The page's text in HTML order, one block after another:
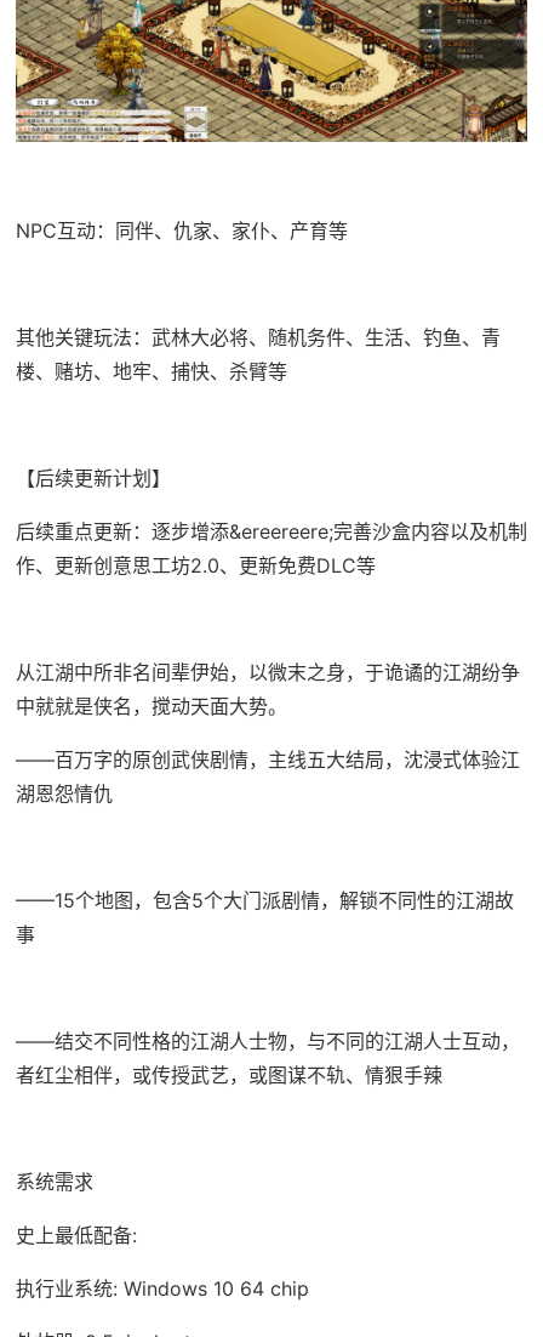
NPC互动：同伴、仇家、家仆、产育等
其他关键玩法：武林大必将、随机务件、生活、钓鱼、青
楼、赌坊、地牢、捕快、杀臂等
【后续更新计划】
后续重点更新：逐步增添&ereereere;完善沙盒内容以及机制
作、更新创意思工坊2.0、更新免费DLC等
从江湖中所非名间辈伊始，以微末之身，于诡谲的江湖纷争
中就就是侠名，搅动天面大势。
——百万字的原创武侠剧情，主线五大结局，沈浸式体验江
湖恩怨情仇
——15个地图，包含5个大门派剧情，解锁不同性的江湖故
事
——结交不同性格的江湖人士物，与不同的江湖人士互动，
者红尘相伴，或传授武艺，或图谋不轨、情狠手辣
系统需求
史上最低配备:
执行业系统: Windows 10 64 chip